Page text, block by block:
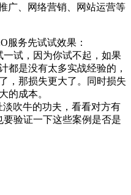
广、网络营销、网站运营等
务先试试效果：
试，因为你试不起，如果
都是没有太多实战经验的，
，那损失更大了。同时损失
的成本。
吹牛的功夫，看看对方有
验证一下这些案例是否是